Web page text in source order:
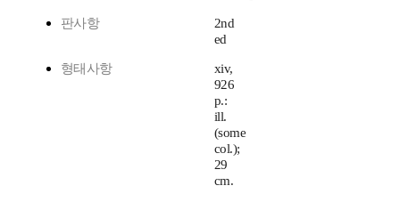
판사항
2nd
ed
형태사항
xiv,
926
p.:
ill.
(some
col.);
29
cm.